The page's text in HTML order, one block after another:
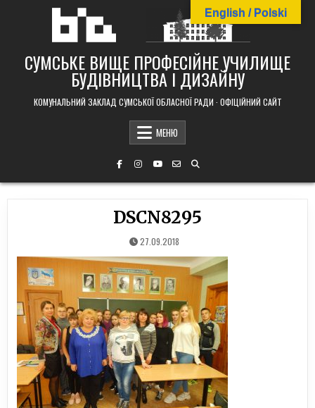
СУМСЬКЕ ВИЩЕ ПРОФЕСІЙНЕ УЧИЛИЩЕ
БУДІВНИЦТВА І ДИЗАЙНУ
КОМУНАЛЬНИЙ ЗАКЛАД СУМСЬКОЇ ОБЛАСНОЇ РАДИ · ОФІЦІЙНИЙ САЙТ
МЕНЮ
DSCN8295
27.09.2018
English / Polski